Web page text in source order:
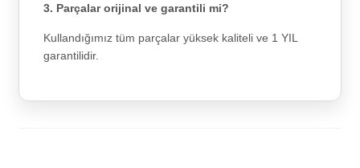
3. Parçalar orijinal ve garantili mi?
Kullandığımız tüm parçalar yüksek kaliteli ve 1 YIL
garantilidir.